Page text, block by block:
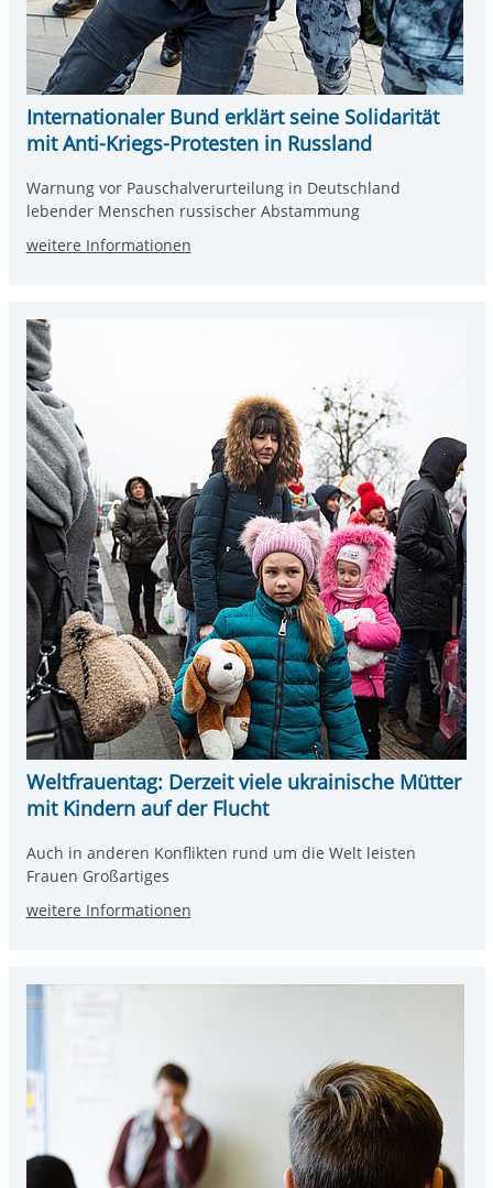
Internationaler Bund erklärt seine Solidarität
mit Anti-Kriegs-Protesten in Russland
Warnung vor Pauschalverurteilung in Deutschland
lebender Menschen russischer Abstammung
weitere Informationen
Weltfrauentag: Derzeit viele ukrainische Mütter
mit Kindern auf der Flucht
Auch in anderen Konflikten rund um die Welt leisten
Frauen Großartiges
weitere Informationen